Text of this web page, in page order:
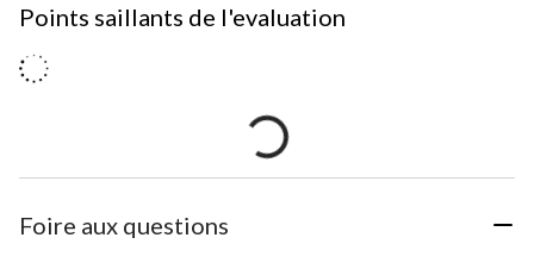
Points saillants de l'evaluation
Foire aux questions